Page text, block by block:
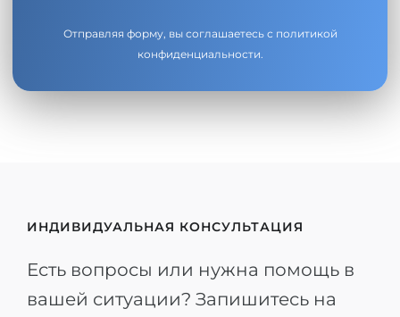
Отправляя форму, вы соглашаетесь с политикой
конфиденциальности.
ИНДИВИДУАЛЬНАЯ КОНСУЛЬТАЦИЯ
Есть вопросы или нужна помощь в
вашей ситуации? Запишитесь на